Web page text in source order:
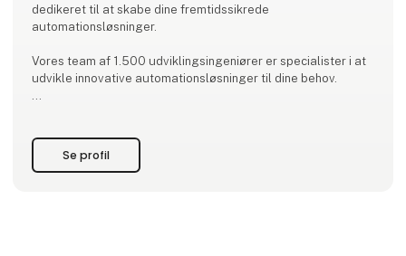
dedikeret til at skabe dine fremtidssikrede
automationsløsninger.
Vores team af 1.500 udviklingsingeniører er specialister i at
udvikle innovative automationsløsninger til dine behov.
ekspertise og engagement i at skabe de optimale
automationsløsni
Se profil